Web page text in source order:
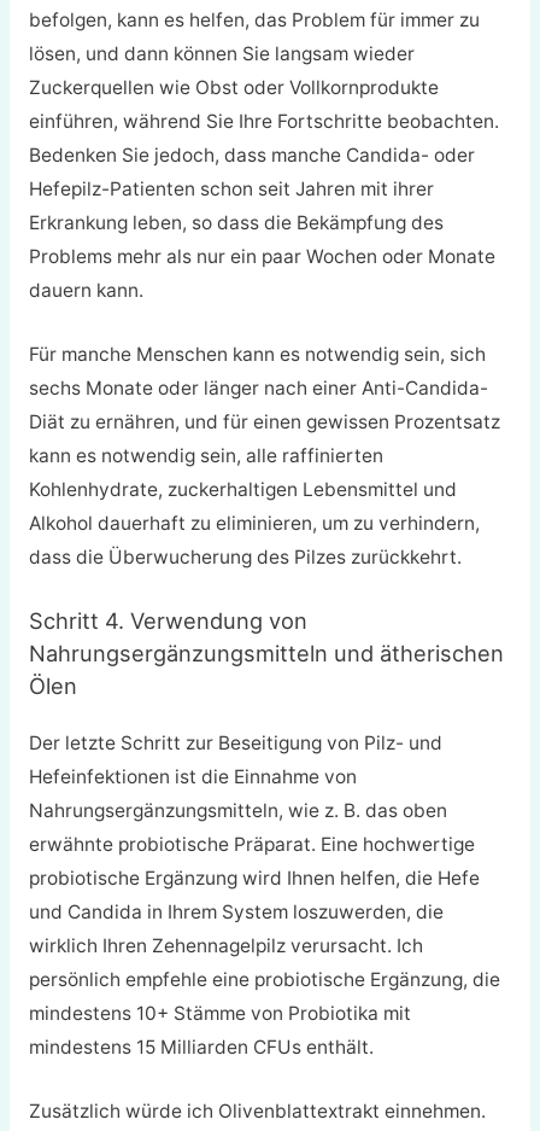
befolgen, kann es helfen, das Problem für immer zu
lösen, und dann können Sie langsam wieder
Zuckerquellen wie Obst oder Vollkornprodukte
einführen, während Sie Ihre Fortschritte beobachten.
Bedenken Sie jedoch, dass manche Candida- oder
Hefepilz-Patienten schon seit Jahren mit ihrer
Erkrankung leben, so dass die Bekämpfung des
Problems mehr als nur ein paar Wochen oder Monate
dauern kann.
Für manche Menschen kann es notwendig sein, sich
sechs Monate oder länger nach einer Anti-Candida-
Diät zu ernähren, und für einen gewissen Prozentsatz
kann es notwendig sein, alle raffinierten
Kohlenhydrate, zuckerhaltigen Lebensmittel und
Alkohol dauerhaft zu eliminieren, um zu verhindern,
dass die Überwucherung des Pilzes zurückkehrt.
Schritt 4. Verwendung von
Nahrungsergänzungsmitteln und ätherischen
Ölen
Der letzte Schritt zur Beseitigung von Pilz- und
Hefeinfektionen ist die Einnahme von
Nahrungsergänzungsmitteln, wie z. B. das oben
erwähnte probiotische Präparat. Eine hochwertige
probiotische Ergänzung wird Ihnen helfen, die Hefe
und Candida in Ihrem System loszuwerden, die
wirklich Ihren Zehennagelpilz verursacht. Ich
persönlich empfehle eine probiotische Ergänzung, die
mindestens 10+ Stämme von Probiotika mit
mindestens 15 Milliarden CFUs enthält.
Zusätzlich würde ich Olivenblattextrakt einnehmen.